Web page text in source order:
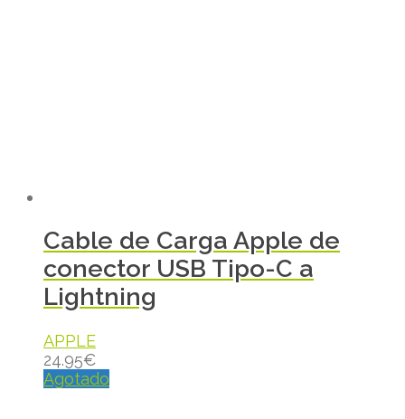
Cable de Carga Apple de
conector USB Tipo-C a
Lightning
APPLE
24.95€
Agotado